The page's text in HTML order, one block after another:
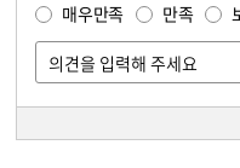
매우만족 만족